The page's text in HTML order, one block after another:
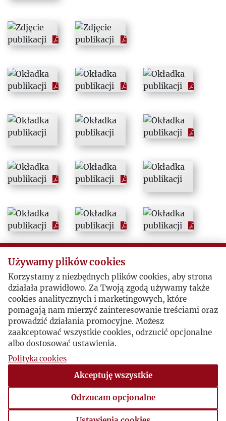
1974
1975
1976
1977
1979
1980
1982
1983
1984
1985
Używamy plików cookies
Korzystamy z niezbędnych plików cookies, aby strona
działała prawidłowo. Za Twoją zgodą używamy także
cookies analitycznych i marketingowych, które
pomagają nam mierzyć zainteresowanie treściami oraz
prowadzić działania promocyjne. Możesz
zaakceptować wszystkie cookies, odrzucić opcjonalne
albo dostosować ustawienia.
Polityka cookies
Akceptuję wszystkie
Odrzucam opcjonalne